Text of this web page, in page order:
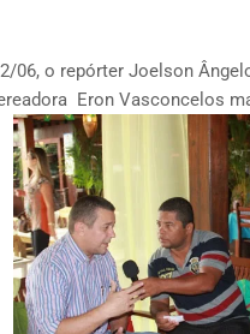
06, o repórter Joelson
Eron Vasconcelos